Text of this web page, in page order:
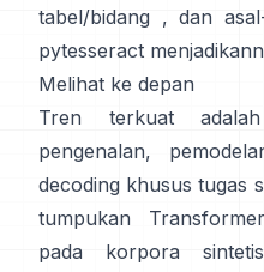
tabel/bidang , dan
pytesseract
Melihat ke depan
Tren terkuat
pengenalan,
decoding khusus tugas
tumpukan
pada
korpora